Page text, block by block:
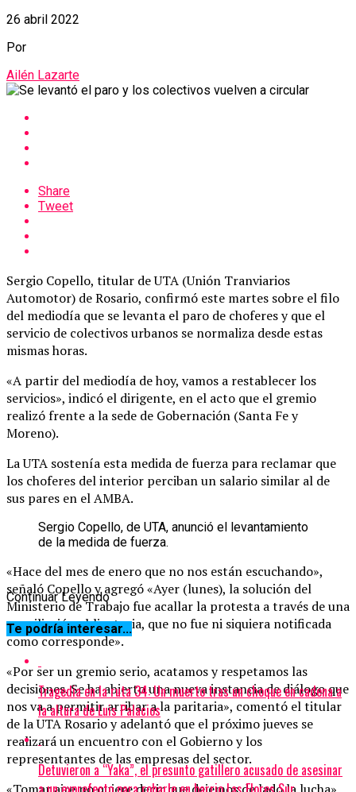
26 abril 2022
Por
Ailén Lazarte
Share
Tweet
Sergio Copello, titular de UTA (Unión Tranviarios
Automotor) de Rosario, confirmó este martes sobre el filo
del mediodía que se levanta el paro de choferes y que el
servicio de colectivos urbanos se normaliza desde estas
mismas horas.
«A partir del mediodía de hoy, vamos a restablecer los
servicios», indicó el dirigente, en el acto que el gremio
realizó frente a la sede de Gobernación (Santa Fe y
Moreno).
La UTA sostenía esta medida de fuerza para reclamar que
los choferes del interior perciban un salario similar al de
sus pares en el AMBA.
Sergio Copello, de UTA, anunció el levantamiento
de la medida de fuerza.
«Hace del mes de enero que no nos están escuchando»,
señaló Copello y agregó «Ayer (lunes), la solución del
Ministerio de Trabajo fue acallar la protesta a través de una
conciliación obligatoria, que no fue ni siquiera notificada
como corresponde».
«Por ser un gremio serio, acatamos y respetamos las
decisiones. Se ha abierto una nueva instancia de diálogo que
nos va a permitir arribar a la paritaria», comentó el titular
de la UTA Rosario y adelantó que el próximo jueves se
realizará un encuentro con el Gobierno y los
representantes de las empresas del sector.
Continuar Leyendo
Te podría interesar...
Tragedia en la ruta 34: Un muerto tras un choque en cadena a
la altura de Luis Palacios
Detuvieron a “Yaka”, el presunto gatillero acusado de asesinar